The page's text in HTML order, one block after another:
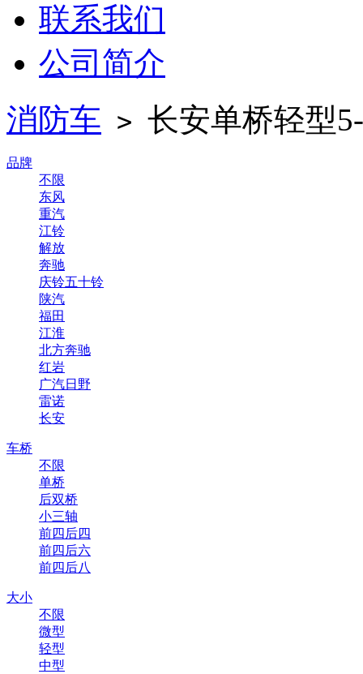
联系我们
公司简介
消防车 > 长安单桥轻型
品牌
不限
东风
重汽
江铃
解放
奔驰
庆铃五十铃
陕汽
福田
江淮
北方奔驰
红岩
广汽日野
雷诺
长安
车桥
不限
单桥
后双桥
小三轴
前四后四
前四后六
前四后八
大小
不限
微型
轻型
中型